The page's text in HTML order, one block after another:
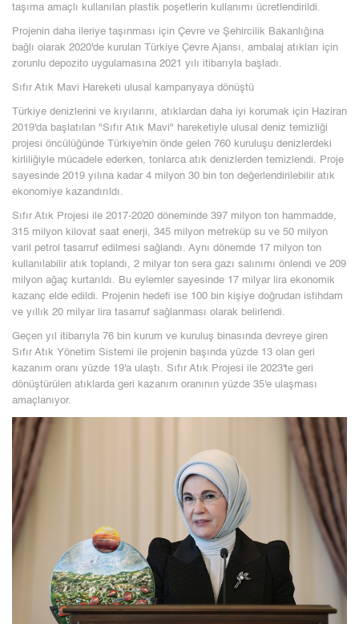
taşıma amaçlı kullanılan plastik poşetlerin kullanımı ücretlendirildi.
Projenin daha ileriye taşınması için Çevre ve Şehircilik Bakanlığına
bağlı olarak 2020'de kurulan Türkiye Çevre Ajansı, ambalaj atıkları için
zorunlu depozito uygulamasına 2021 yılı itibarıyla başladı.
Sıfır Atık Mavi Hareketi ulusal kampanyaya dönüştü
Türkiye denizlerini ve kıyılarını, atıklardan daha iyi korumak için Haziran
2019'da başlatılan "Sıfır Atık Mavi" hareketiyle ulusal deniz temizliği
projesi öncülüğünde Türkiye'nin önde gelen 760 kuruluşu denizlerdeki
kirliliğiyle mücadele ederken, tonlarca atık denizlerden temizlendi. Proje
sayesinde 2019 yılına kadar 4 milyon 30 bin ton değerlendirilebilir atık
ekonomiye kazandırıldı.
Sıfır Atık Projesi ile 2017-2020 döneminde 397 milyon ton hammadde,
315 milyon kilovat saat enerji, 345 milyon metreküp su ve 50 milyon
varil petrol tasarruf edilmesi sağlandı. Aynı dönemde 17 milyon ton
kullanılabilir atık toplandı, 2 milyar ton sera gazı salınımı önlendi ve 209
milyon ağaç kurtarıldı. Bu eylemler sayesinde 17 milyar lira ekonomik
kazanç elde edildi. Projenin hedefi ise 100 bin kişiye doğrudan istihdam
ve yıllık 20 milyar lira tasarruf sağlanması olarak belirlendi.
Geçen yıl itibarıyla 76 bin kurum ve kuruluş binasında devreye giren
Sıfır Atık Yönetim Sistemi ile projenin başında yüzde 13 olan geri
kazanım oranı yüzde 19'a ulaştı. Sıfır Atık Projesi ile 2023'te geri
dönüştürülen atıklarda geri kazanım oranının yüzde 35'e ulaşması
amaçlanıyor.